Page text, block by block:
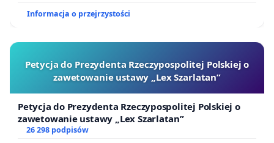
Informacja o przejrzystości
Petycja do Prezydenta Rzeczypospolitej Polskiej o
zawetowanie ustawy „Lex Szarlatan”
Petycja do Prezydenta Rzeczypospolitej Polskiej o
zawetowanie ustawy „Lex Szarlatan”
26 298 podpisów